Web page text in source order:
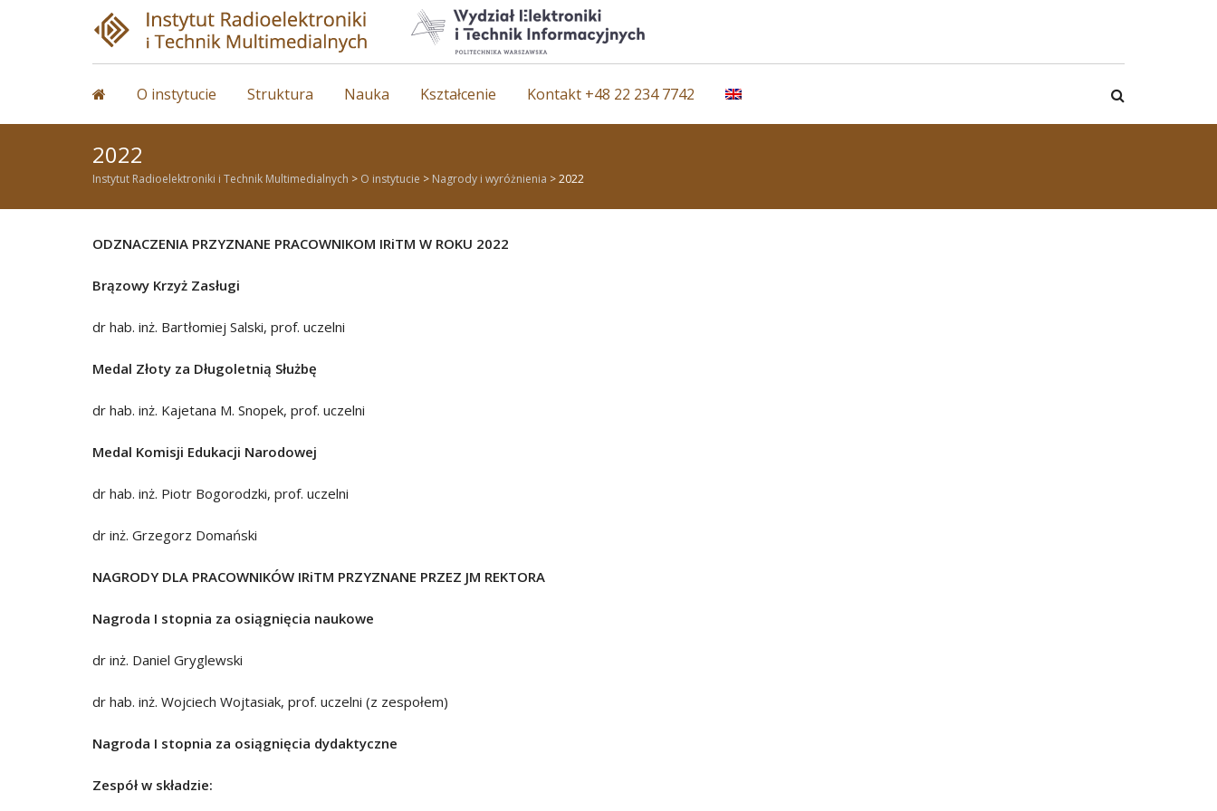
O instytucie Struktura Nauka Kształcenie Kontakt +48 22 234 7742
2022
Instytut Radioelektroniki i Technik Multimedialnych > O instytucie > Nagrody i wyróżnienia >2022
ODZNACZENIA PRZYZNANE PRACOWNIKOM IRiTM W ROKU 2022
Brązowy Krzyż Zasługi
dr hab. inż. Bartłomiej Salski, prof. uczelni
Medal Złoty za Długoletnią Służbę
dr hab. inż. Kajetana M. Snopek, prof. uczelni
Medal Komisji Edukacji Narodowej
dr hab. inż. Piotr Bogorodzki, prof. uczelni
dr inż. Grzegorz Domański
NAGRODY DLA PRACOWNIKÓW IRiTM PRZYZNANE PRZEZ JM REKTORA
Nagroda I stopnia za osiągnięcia naukowe
dr inż. Daniel Gryglewski
dr hab. inż. Wojciech Wojtasiak, prof. uczelni (z zespołem)
Nagroda I stopnia za osiągnięcia dydaktyczne
Zespół w składzie: